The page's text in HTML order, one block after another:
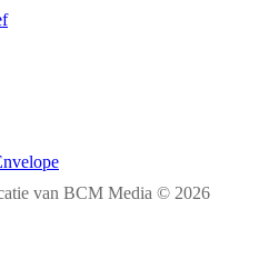
van BCM Media © 2026